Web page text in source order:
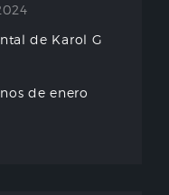
de Karol G
de enero